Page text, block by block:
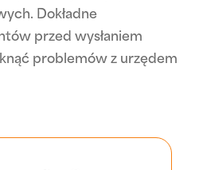
Dokładne
przed wysłaniem
problemów z urzędem